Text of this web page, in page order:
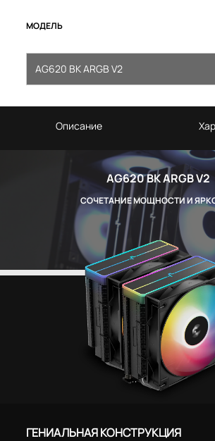
МОДЕЛЬ
AG620 BK ARGB V2
Описание
AG620 BK ARGB V2
СОЧЕТАНИЕ МОЩНОСТИ И
ГЕНИАЛЬНАЯ КОНСТРУКЦИЯ